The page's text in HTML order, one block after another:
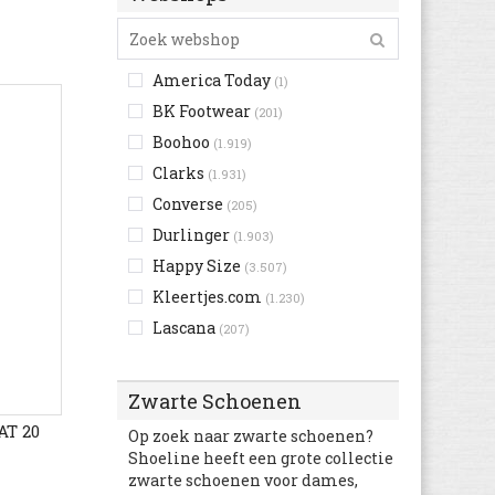
Crocs
Cruyff(480)
Desigual (57)
Develab(102)
Diadora(99)
Diesel (55)
Disney(4)
Dockers(222)
Dockers By Gerli(430)
Dr. Martens(2.452)
Dubarry (6)
Ecco(2.202)
El Naturalista (1.376)
Element(23)
EMU(122)
America Today (1)
BK Footwear (201)
Boohoo (1.919)
Clarks (1.931)
Converse (205)
Durlinger (1.903)
Happy Size (3.507)
Kleertjes.com (1.230)
Lascana (207)
Mango(75)
Mooiesneakers (1.795)
Nelson(5.607)
Zwarte Schoenen
Op zoek naar zwarte schoenen?
Shoeline heeft een grote collectie
zwarte schoenen voor dames,
20